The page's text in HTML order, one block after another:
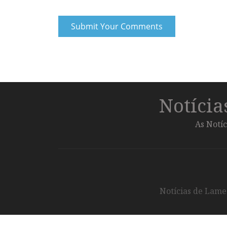
As
Notícias de